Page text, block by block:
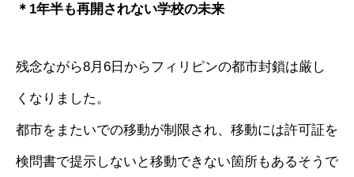
＊1年半も再開されない学校の未来
残念ながら8月6日からフィリピンの都市封鎖は厳し
くなりました。
都市をまたいでの移動が制限され、移動には許可証を
検問書で提示しないと移動できない箇所もあるそうで